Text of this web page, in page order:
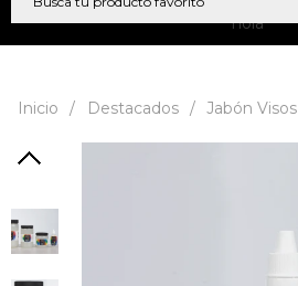
hola
Inicio / Destacados / Jabón Visos